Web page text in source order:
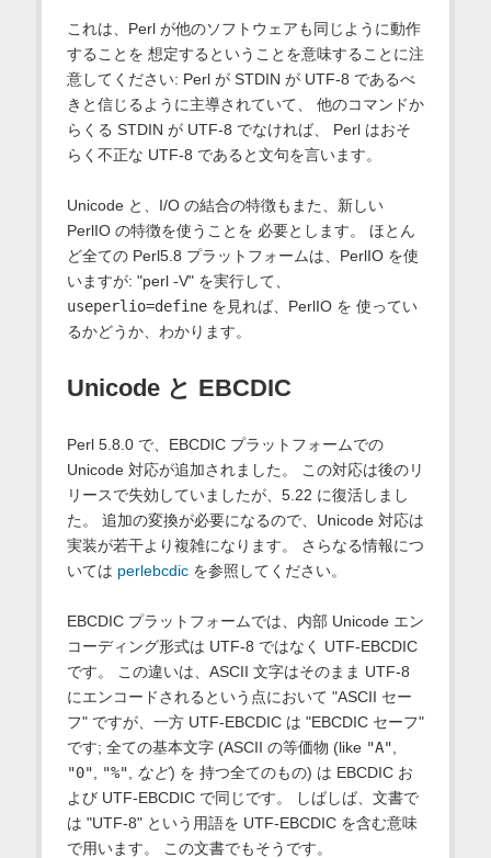
これは、Perl が他のソフトウェアも同じように動作
することを 想定するということを意味することに注
意してください: Perl が STDIN が UTF-8 であるべ
きと信じるように主導されていて、 他のコマンドか
らくる STDIN が UTF-8 でなければ、 Perl はおそ
らく不正な UTF-8 であると文句を言います。
Unicode と、I/O の結合の特徴もまた、新しい
PerlIO の特徴を使うことを 必要とします。 ほとん
ど全ての Perl5.8 プラットフォームは、PerlIO を使
いますが: "perl -V" を実行して、
useperlio=defineを見れば、PerlIO を 使ってい
るかどうか、わかります。
Unicode と EBCDIC
Perl 5.8.0 で、EBCDIC プラットフォームでの
Unicode 対応が追加されました。 この対応は後のリ
リースで失効していましたが、5.22 に復活しまし
た。 追加の変換が必要になるので、Unicode 対応は
実装が若干より複雑になります。 さらなる情報につ
いては perlebcdicを参照してください。
EBCDIC プラットフォームでは、内部 Unicode エン
コーディング形式は UTF-8 ではなく UTF-EBCDIC
です。 この違いは、ASCII 文字はそのまま UTF-8
にエンコードされるという点において "ASCII セー
フ" ですが、一方 UTF-EBCDIC は "EBCDIC セーフ"
です; 全ての基本文字 (ASCII の等価物 (like "A"
"0"
"%" など) を 持つ全てのもの) は EBCDIC お
よび UTF-EBCDIC で同じです。 しばしば、文書で
は "UTF-8" という用語を UTF-EBCDIC を含む意味
で用います。 この文書でもそうです。